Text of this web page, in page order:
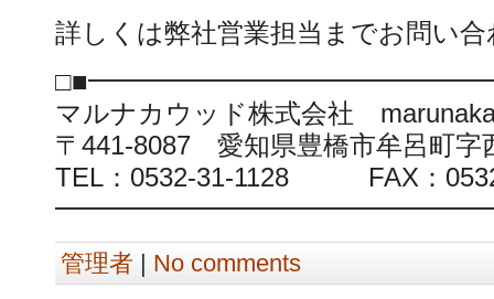
詳しくは弊社営業担当までお問い
マルナカウッド株式会社
〒441-8087 愛知県豊橋市牟呂町字
TEL：0532-31-1128 FAX：
管理者 | No comments